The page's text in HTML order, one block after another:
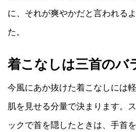
に、それが爽やかだと言われる
た。
着こなしは三首のバ
今風にあか抜けた着こなしには
肌を見せる分量で決まります。
ックで首を隠したときは、手首